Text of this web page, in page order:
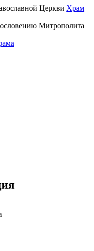
Церкви Храм
Митрополита